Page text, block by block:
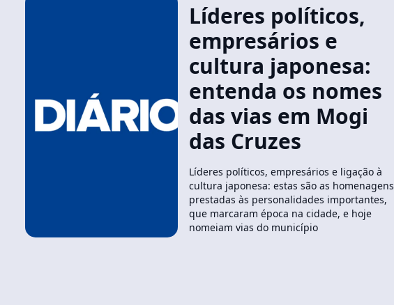
Líderes políticos,
empresários e
cultura japonesa:
entenda os nomes
das vias em Mogi
das Cruzes
Líderes políticos, empresários e ligação à
cultura japonesa: estas são as homenagens
prestadas às personalidades importantes,
que marcaram época na cidade, e hoje
nomeiam vias do município